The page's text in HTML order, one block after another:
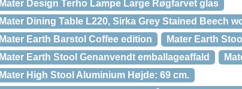
Mater Design Terho Lampe Large Røgfarvet glas
Mater Dining Table L220, Sirka Grey Stained Beech
Mater Earth Barstol Coffee edition
Mater Earth
Mater Earth Stool Genanvendt emballageaffald
Mater High Stool Aluminium Højde: 69 cm.